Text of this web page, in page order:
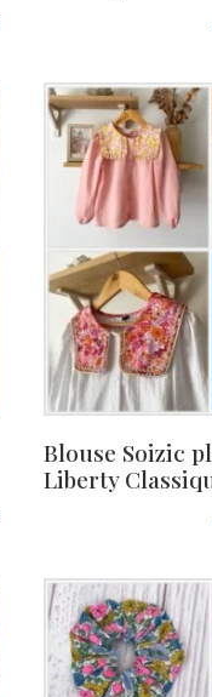
Blouse Soizic
Liberty